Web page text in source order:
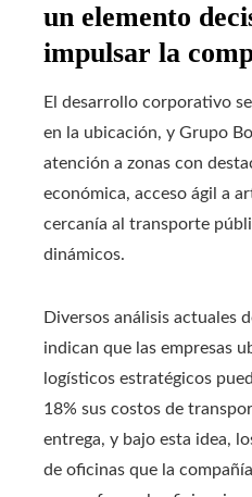
un elemento
impulsar la
El desarrollo corporativo
en la ubicación, y Grupo
atención a zonas con
económica, acceso ágil a
cercanía al transporte
dinámicos.
Diversos análisis actuales
indican que las empresas
logísticos estratégicos
18% sus costos de
entrega, y bajo esta idea,
de oficinas que la